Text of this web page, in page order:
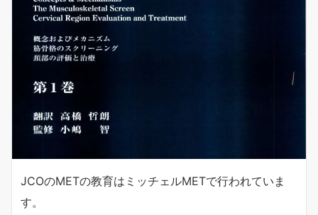
JCOのMETの教育はミッチェルMETで行われていま
す。